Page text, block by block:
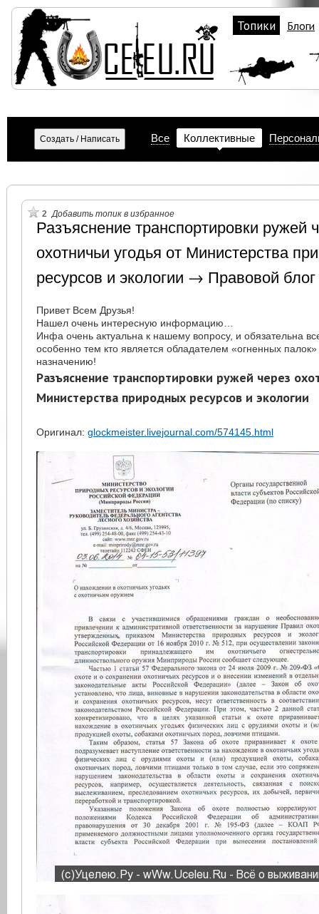
Топики Блоги
Все Коллективные
2 Добавить топик в избранное
Разъяснение транспортировки ружей
охотничьи угодья от Министерства
ресурсов и экологии → Правовой блог
Привет Всем Друзья!
Нашел очень интересную информацию…
Инфа очень актуальна к нашему вопросу, и обязательна
особенно тем кто является обладателем «огненных
назначению!
Разъяснение транспортировки ружей через
Министерства природных ресурсов и экологии
Оригинал:glockmeister.livejournal.com/574145.html